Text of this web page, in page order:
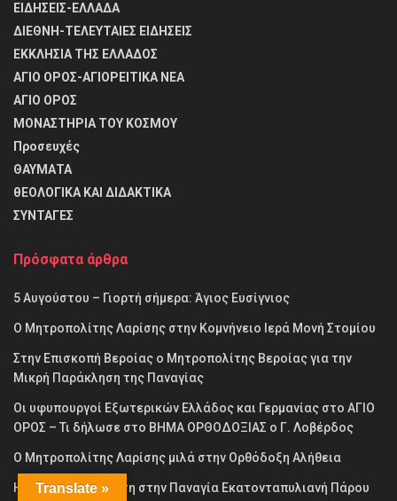
ΕΙΔΗΣΕΙΣ-ΕΛΛΑΔΑ
ΔΙΕΘΝΗ-ΤΕΛΕΥΤΑΙΕΣ ΕΙΔΗΣΕΙΣ
ΕΚΚΛΗΣΙΑ ΤΗΣ ΕΛΛΑΔΟΣ
ΑΓΙΟ ΟΡΟΣ-ΑΓΙΟΡΕΙΤΙΚΑ ΝΕΑ
ΑΓΙΟ ΟΡΟΣ
ΜΟΝΑΣΤΗΡΙΑ ΤΟΥ ΚΟΣΜΟΥ
Προσευχές
ΘΑΥΜΑΤΑ
θΕΟΛΟΓΙΚΑ ΚΑΙ ΔΙΔΑΚΤΙΚΑ
ΣΥΝΤΑΓΕΣ
Πρόσφατα άρθρα
5 Αυγούστου – Γιορτή σήμερα: Άγιος Ευσίγνιος
Ο Μητροπολίτης Λαρίσης στην Κομνήνειο Ιερά Μονή Στομίου
Στην Επισκοπή Βεροίας ο Μητροπολίτης Βεροίας για την
Μικρή Παράκληση της Παναγίας
Οι υφυπουργοί Εξωτερικών Ελλάδος και Γερμανίας στο ΑΓΙΟ
ΟΡΟΣ – Τι δήλωσε στο ΒΗΜΑ ΟΡΘΟΔΟΞΙΑΣ ο Γ. Λοβέρδος
Ο Μητροπολίτης Λαρίσης μιλά στην Ορθόδοξη Αλήθεια
Η πρώτη Παράκληση στην Παναγία Εκατονταπυλιανή Πάρου
Translate »